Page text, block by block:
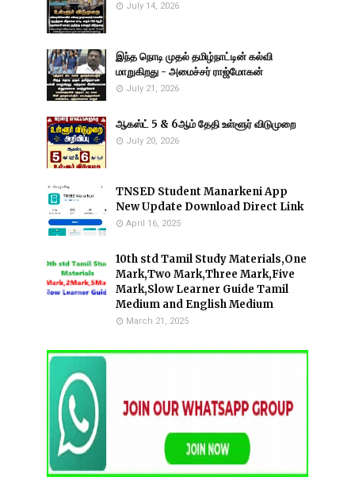
July 14, 2026
இந்த நொடி முதல் தமிழ்நாட்டின் கல்வி
மாறுகிறது - அமைச்சர் ராஜ்மோகன்
July 21, 2026
ஆகஸ்ட் 5 & 6ஆம் தேதி உள்ளூர் விடுமுறை
July 20, 2026
TNSED Student Manarkeni App
New Update Download Direct Link
April 16, 2025
10th std Tamil Study Materials,One
Mark,Two Mark,Three Mark,Five
Mark,Slow Learner Guide Tamil
Medium and English Medium
March 21, 2025